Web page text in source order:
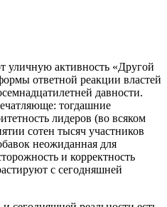
уличную активность «Другой
ответной реакции властей
давности.
тогдашние
лидеров (во всяком
сотен тысяч участников
неожиданная для
и корректность
с сегодняшней